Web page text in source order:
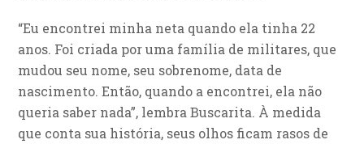
“Eu encontrei minha neta quando ela tinha 22
anos. Foi criada por uma família de militares, que
mudou seu nome, seu sobrenome, data de
nascimento. Então, quando a encontrei, ela não
queria saber nada”, lembra Buscarita. À medida
que conta sua história, seus olhos ficam rasos de